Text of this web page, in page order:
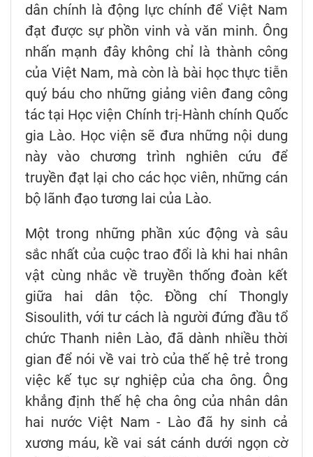
dân chính là động lực chính để Việt Nam
đạt được sự phồn vinh và văn minh. Ông
nhấn mạnh đây không chỉ là thành công
của Việt Nam, mà còn là bài học thực tiễn
quý báu cho những giảng viên đang công
tác tại Học viện Chính trị-Hành chính Quốc
gia Lào. Học viện sẽ đưa những nội dung
này vào chương trình nghiên cứu để
truyền đạt lại cho các học viên, những cán
bộ lãnh đạo tương lai của Lào.
Một trong những phần xúc động và sâu
sắc nhất của cuộc trao đổi là khi hai nhân
vật cùng nhắc về truyền thống đoàn kết
giữa hai dân tộc. Đồng chí Thongly
Sisoulith, với tư cách là người đứng đầu tổ
chức Thanh niên Lào, đã dành nhiều thời
gian để nói về vai trò của thế hệ trẻ trong
việc kế tục sự nghiệp của cha ông. Ông
khẳng định thế hệ cha ông của nhân dân
hai nước Việt Nam - Lào đã hy sinh cả
xương máu, kề vai sát cánh dưới ngọn cờ